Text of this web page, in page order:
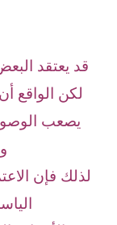
قد يعتقد
لكن الواقع
يصعب
لذلك فإن